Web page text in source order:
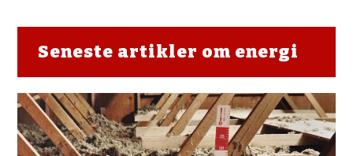
Seneste artikler om energi